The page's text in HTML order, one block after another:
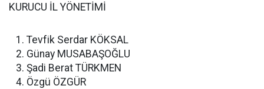
KURUCU İL YÖNETİMİ
Tevfik Serdar KÖKSAL
Günay MUSABAŞOĞLU
Şadi Berat TÜRKMEN
Özgü ÖZGÜR